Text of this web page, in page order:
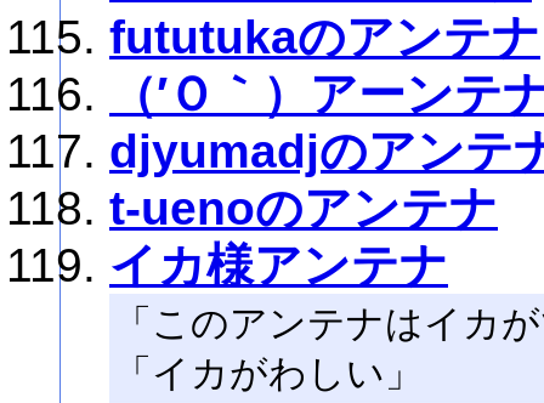
fututukaのアンテナ
（′Ｏ｀）アーンテ
djyumadjのアンテ
t-uenoのアンテナ
イカ様アンテナ
「このアンテナはイカ
「イカがわしい」